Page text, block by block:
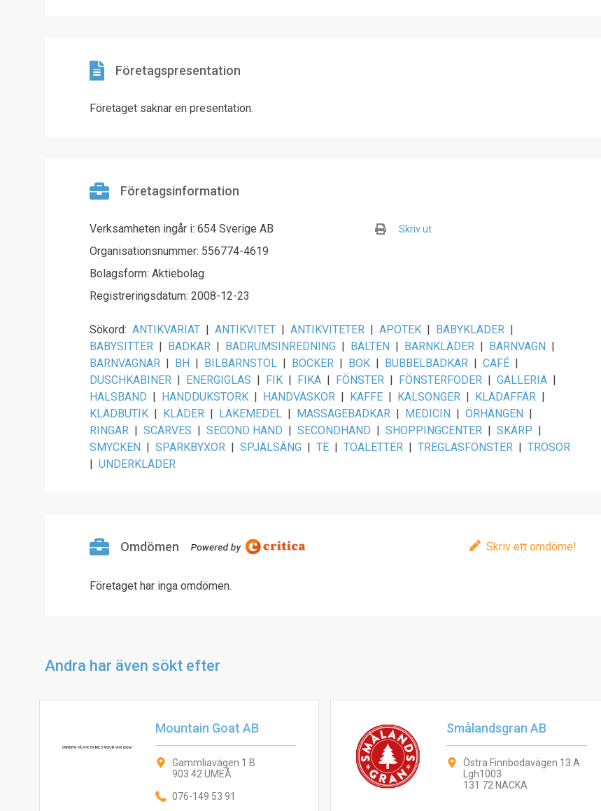
Företagspresentation
Företaget saknar en presentation.
Företagsinformation
Verksamheten ingår i: 654 Sverige AB
Organisationsnummer: 556774-4619
Bolagsform: Aktiebolag
Registreringsdatum: 2008-12-23
Skriv ut
Sökord: ANTIKVARIAT | ANTIKVITET | ANTIKVITETER | APOTEK | BABYKLÄDER |
BABYSITTER | BADKAR | BADRUMSINREDNING | BÄLTEN | BARNKLÄDER | BARNVAGN |
BARNVAGNAR | BH | BILBARNSTOL | BÖCKER | BOK | BUBBELBADKAR | CAFÉ |
DUSCHKABINER | ENERGIGLAS | FIK | FIKA | FÖNSTER | FÖNSTERFODER | GALLERIA |
HALSBAND | HANDDUKSTORK | HANDVÄSKOR | KAFFE | KALSONGER | KLÄDAFFÄR |
KLÄDBUTIK | KLÄDER | LÄKEMEDEL | MASSAGEBADKAR | MEDICIN | ÖRHÄNGEN |
RINGAR | SCARVES | SECOND HAND | SECONDHAND | SHOPPINGCENTER | SKÄRP |
SMYCKEN | SPARKBYXOR | SPJÄLSÄNG | TE | TOALETTER | TREGLASFÖNSTER | TROSOR
| UNDERKLÄDER
Omdömen Skriv ett omdöme!
Företaget har inga omdömen.
Andra har även sökt efter
Mountain Goat AB
Gammliavägen 1 B
903 42 UMEÅ
076-149 53 91
Smålandsgran AB
Östra Finnbodavägen 13 A
Lgh1003
131 72 NACKA